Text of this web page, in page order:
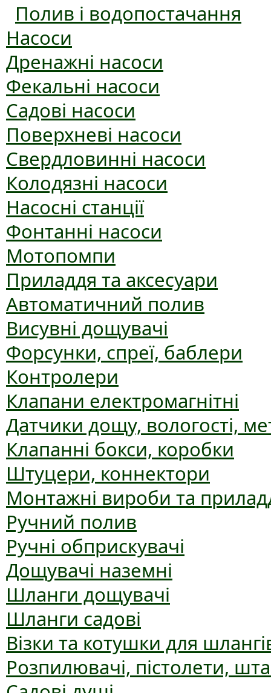
Полив і водопостачання
Насоси
Дренажні насоси
Фекальні насоси
Садові насоси
Поверхневі насоси
Свердловинні насоси
Колодязні насоси
Насосні станції
Фонтанні насоси
Мотопомпи
Приладдя та аксесуари
Автоматичний полив
Висувні дощувачі
Форсунки, спреї, баблери
Контролери
Клапани електромагнітні
Датчики дощу, вологості,
Клапанні бокси, коробки
Штуцери, коннектори
Монтажні вироби та
Ручний полив
Ручні обприскувачі
Дощувачі наземні
Шланги дощувачі
Шланги садові
Візки та котушки для
Розпилювачі, пістолети,